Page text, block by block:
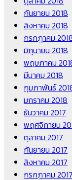
กันยายน 2018
สิงหาคม 2018
กรกฎาคม
มิถุนายน 2018
พฤษภาคม
มีนาคม 2018
กุมภาพันธ์
มกราคม 2018
ธันวาคม 2017
พฤศจิกายน
ตุลาคม 2017
กันยายน 2017
สิงหาคม 2017
กรกฎาคม 2017